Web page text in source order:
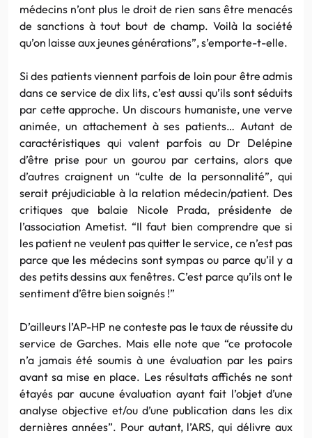
médecins n’ont plus le droit de rien sans être menacés
de sanctions à tout bout de champ. Voilà la société
qu’on laisse aux jeunes générations”, s’emporte-t-elle.
Si des patients viennent parfois de loin pour être admis
dans ce service de dix lits, c’est aussi qu’ils sont séduits
par cette approche. Un discours humaniste, une verve
animée, un attachement à ses patients… Autant de
caractéristiques qui valent parfois au Dr Delépine
d’être prise pour un gourou par certains, alors que
d’autres craignent un “culte de la personnalité”, qui
serait préjudiciable à la relation médecin/patient. Des
critiques que balaie Nicole Prada, présidente de
l’association Ametist. “Il faut bien comprendre que si
les patient ne veulent pas quitter le service, ce n’est pas
parce que les médecins sont sympas ou parce qu’il y a
des petits dessins aux fenêtres. C’est parce qu’ils ont le
sentiment d’être bien soignés !”
D’ailleurs l’AP-HP ne conteste pas le taux de réussite du
service de Garches. Mais elle note que “ce protocole
n’a jamais été soumis à une évaluation par les pairs
avant sa mise en place. Les résultats affichés ne sont
étayés par aucune évaluation ayant fait l’objet d’une
analyse objective et/ou d’une publication dans les dix
dernières années”. Pour autant, l’ARS, qui délivre aux